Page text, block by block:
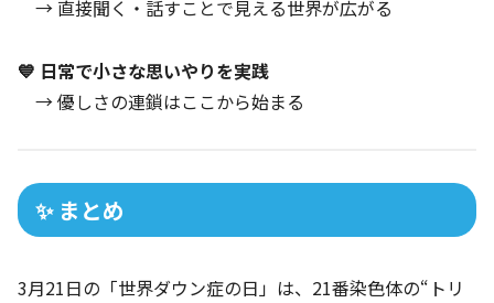
→ 直接聞く・話すことで見える世界が広がる
💙 日常で小さな思いやりを実践
→ 優しさの連鎖はここから始まる
✨ まとめ
3月21日の「世界ダウン症の日」は、21番染色体の“トリ